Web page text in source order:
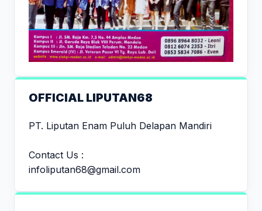
OFFICIAL LIPUTAN68
PT. Liputan Enam Puluh Delapan Mandiri
Contact Us :
infoliputan68@gmail.com